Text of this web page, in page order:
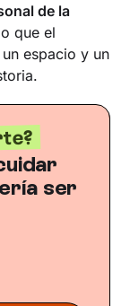
de la
que el
espacio y un
ser